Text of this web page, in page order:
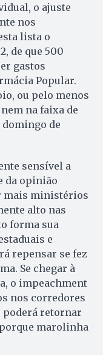
o ajuste
nos
lista o
de que 500
gastos
Popular.
ou pelo menos
na faixa de
de
sensível a
da opinião
mais ministérios
alto nas
forma sua
e
repensar se fez
Se chegar à
o impeachment
nos corredores
poderá retornar
marolinha